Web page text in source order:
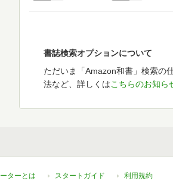
書誌検索オプションについて
ただいま「Amazon和書」検索の
法など、詳しくはこちらのお知ら
ターとは スタートガイド 利用規約